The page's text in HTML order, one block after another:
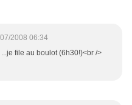
2008 06:34
file au boulot (6h30!)<br />